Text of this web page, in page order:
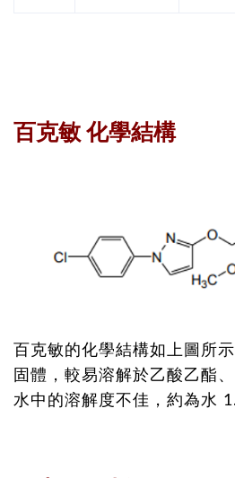
百克敏 化學結構
百克敏的化學結構如上圖所
固體，較易溶解於乙酸乙酯
水中的溶解度不佳，約為水